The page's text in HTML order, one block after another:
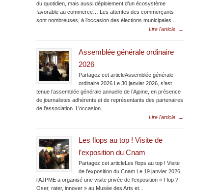
du quotidien, mais aussi déploiement d’un écosystème
favorable au commerce… Les attentes des commerçants
sont nombreuses, à l’occasion des élections municipales...
Lire l'article
→
Assemblée générale ordinaire
2026
Partagez cet articleAssemblée générale
ordinaire 2026 Le 30 janvier 2026, s’est
tenue l’assemblée générale annuelle de l’Ajpme, en présence
de journalistes adhérents et de représentants des partenaires
de l’association. L’occasion...
Lire l'article
→
Les flops au top ! Visite de
l’exposition du Cnam
Partagez cet articleLes flops au top ! Visite
de l’exposition du Cnam Le 19 janvier 2026,
l’AJPME a organisé une visite privée de l’exposition « Flop ?!
Oser, rater, innover » au Musée des Arts et...